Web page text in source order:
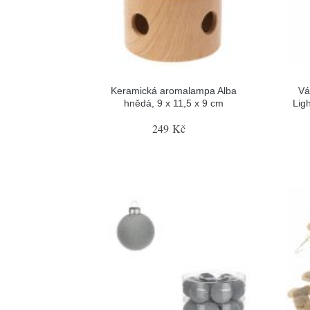
Keramická aromalampa Alba
hnědá, 9 x 11,5 x 9 cm
249 Kč